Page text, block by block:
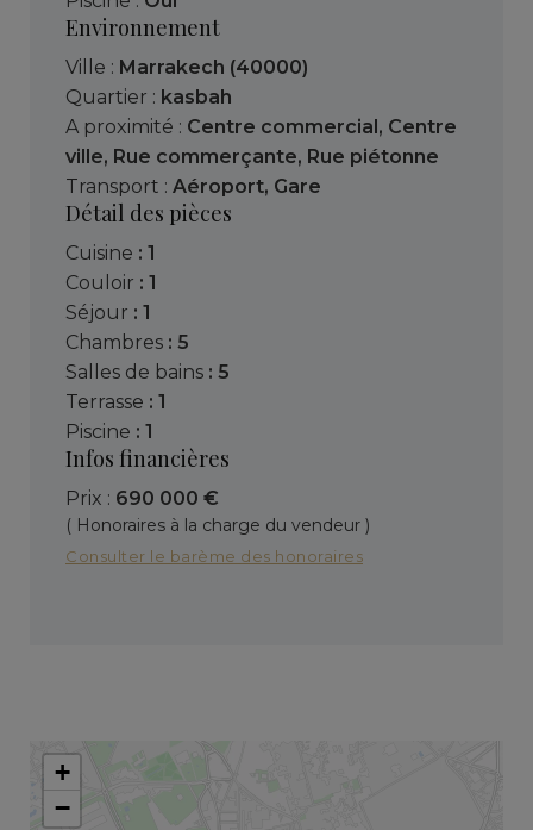
Environnement
Ville : Marrakech (40000)
Quartier : kasbah
A proximité : Centre commercial, Centre
ville, Rue commerçante, Rue piétonne
Transport : Aéroport, Gare
Détail des pièces
cuisine : 1
couloir : 1
séjour : 1
chambres : 5
salles de bains : 5
terrasse : 1
piscine : 1
Infos financières
Prix : 690 000 €
( Honoraires à la charge du vendeur )
Consulter le barème des honoraires
+
−